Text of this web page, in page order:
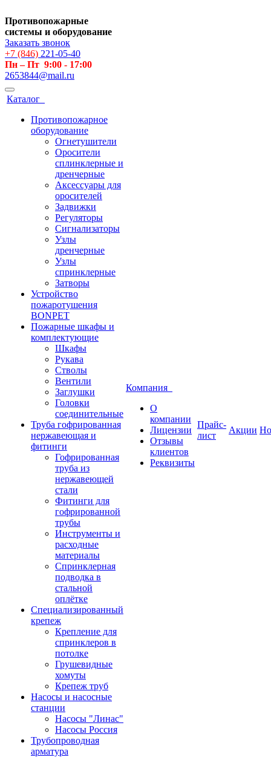
Противопожарные
системы и оборудование
Заказать звонок
+7 (846) 221-05-40
Пн – Пт 9:00 - 17:00
2653844@mail.ru
Каталог
Противопожарное
оборудование
Огнетушители
Оросители
сплинклерные и
дренчерные
Аксессуары для
оросителей
Задвижки
Регуляторы
Сигнализаторы
Узлы
дренчерные
Узлы
спринклерные
Затворы
Устройство
пожаротушения
BONPET
Пожарные шкафы и
комплектующие
Шкафы
Рукава
Стволы
Вентили
Заглушки
Головки
соединительные
Труба гофрированная
нержавеющая и
фитинги
Гофрированная
труба из
нержавеющей
стали
Фитинги для
гофрированной
трубы
Инструменты и
расходные
материалы
Спринклерная
подводка в
стальной
оплётке
Специализированный
крепеж
Крепление для
спринклеров в
потолке
Грушевидные
хомуты
Крепеж труб
Насосы и насосные
станции
Насосы "Линас"
Насосы Россия
Трубопроводная
арматура
Компания
О
компании
Лицензии
Отзывы
клиентов
Реквизиты
Прайс-
лист
Акции